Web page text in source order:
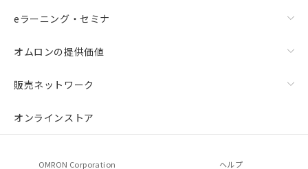
eラーニング・セミナ
オムロンの提供価値
販売ネットワーク
オンラインストア
OMRON Corporation ヘルプ